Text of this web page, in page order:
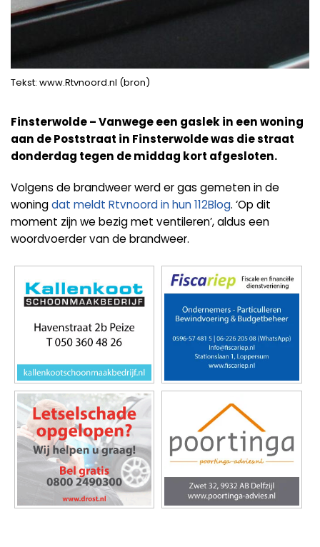
Tekst: www.Rtvnoord.nl (bron)
Finsterwolde – Vanwege een gaslek in een woning
aan de Poststraat in Finsterwolde was die straat
donderdag tegen de middag kort afgesloten.
Volgens de brandweer werd er gas gemeten in de
woningdat meldt Rtvnoord in hun 112Blog. ‘Op dit
moment zijn we bezig met ventileren’, aldus een
woordvoerder van de brandweer.